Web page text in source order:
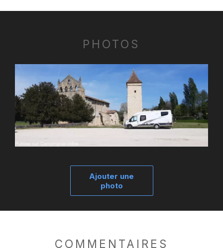
PHOTOS
Ajouter une
photo
COMMENTAIRES